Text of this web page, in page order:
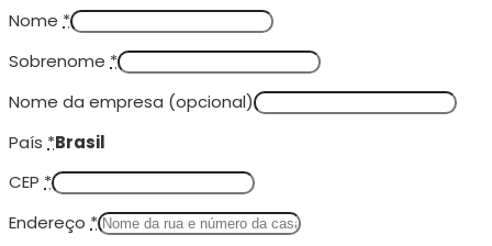
Nome *
Sobrenome *
Nome da empresa (opcional)
País *Brasil
CEP *
Endereço *